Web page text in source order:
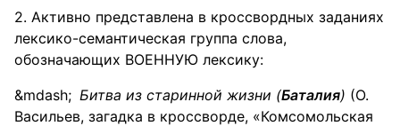
2. Активно представлена в кроссвордных заданиях
лексико-семантическая группа слова,
обозначающих ВОЕННУЮ лексику:
Битва из старинной жизни (Баталия) (О.
Васильев, загадка в кроссворде, «Комсомольская